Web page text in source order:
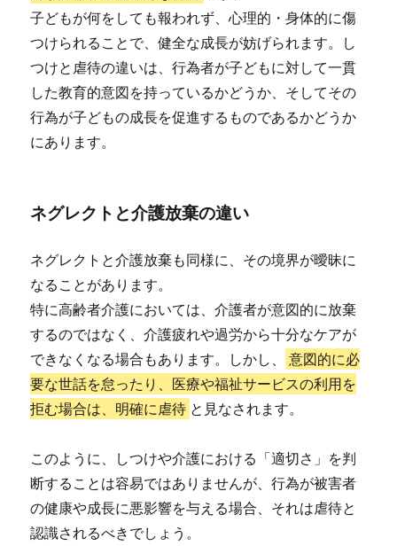
子どもが何をしても報われず、心理的・身体的に傷
つけられることで、健全な成長が妨げられます。し
つけと虐待の違いは、行為者が子どもに対して一貫
した教育的意図を持っているかどうか、そしてその
行為が子どもの成長を促進するものであるかどうか
にあります。
ネグレクトと介護放棄の違い
ネグレクトと介護放棄も同様に、その境界が曖昧に
なることがあります。
特に高齢者介護においては、介護者が意図的に放棄
するのではなく、介護疲れや過労から十分なケアが
できなくなる場合もあります。しかし、
意図的に必
要な世話を怠ったり、医療や福祉サービスの利用を
拒む場合は、明確に虐待 と見なされます。
このように、しつけや介護における「適切さ」を判
断することは容易ではありませんが、行為が被害者
の健康や成長に悪影響を与える場合、それは虐待と
認識されるべきでしょう。